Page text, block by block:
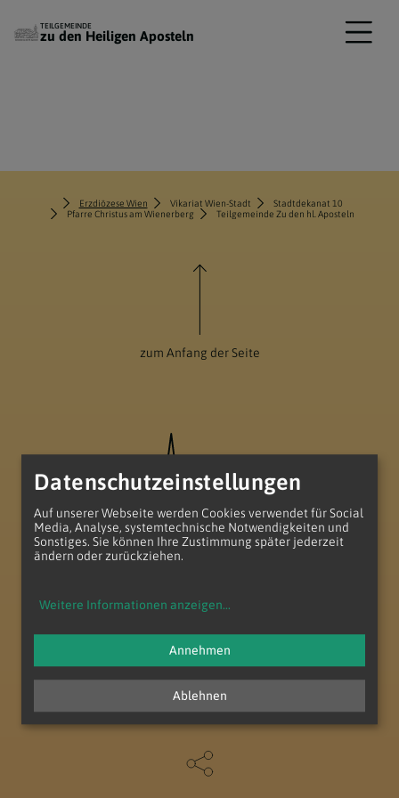
TEILGEMEINDE
zu den Heiligen Aposteln
Erzdiözese Wien Vikariat Wien-Stadt
Stadtdekanat 10
Pfarre Christus am Wienerberg
Teilgemeinde Zu den hl. Aposteln
zum Anfang der Seite
Salvatorianerpl. 1
+43 (1) 604 10 49
Epfarre.wienerberg@katholischekirche.at
Datenschutzeinstellungen
Auf unserer Webseite werden Cookies verwendet für Social
Media, Analyse, systemtechnische Notwendigkeiten und
Sonstiges. Sie können Ihre Zustimmung später jederzeit
ändern oder zurückziehen.
Weitere Informationen anzeigen...
Ablehnen
Annehmen